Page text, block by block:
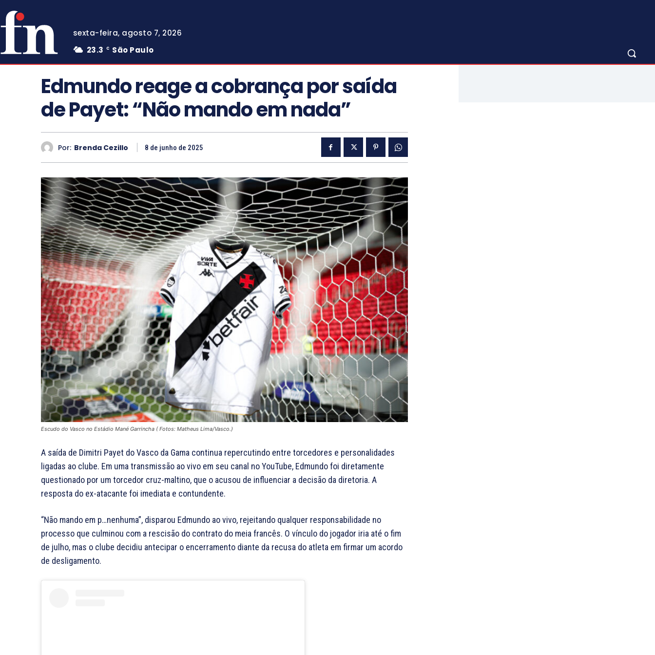
sexta-feira, agosto 7, 2026
23.3
C São Paulo
Edmundo reage a cobrança por saída
de Payet: “Não mando em nada”
Por: Brenda Cezillo 8 de junho de 2025
Escudo do Vasco no Estádio Mané Garrincha ( Fotos: Matheus Lima/Vasco.)
A saída de Dimitri Payet do Vasco da Gama continua repercutindo entre torcedores e personalidades
ligadas ao clube. Em uma transmissão ao vivo em seu canal no YouTube, Edmundo foi diretamente
questionado por um torcedor cruz-maltino, que o acusou de influenciar a decisão da diretoria. A
resposta do ex-atacante foi imediata e contundente.
“Não mando em p…nenhuma”, disparou Edmundo ao vivo, rejeitando qualquer responsabilidade no
processo que culminou com a rescisão do contrato do meia francês. O vínculo do jogador iria até o fim
de julho, mas o clube decidiu antecipar o encerramento diante da recusa do atleta em firmar um acordo
de desligamento.